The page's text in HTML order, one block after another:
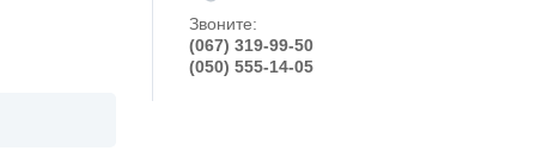
Звоните:
(067) 319-99-50
(050) 555-14-05